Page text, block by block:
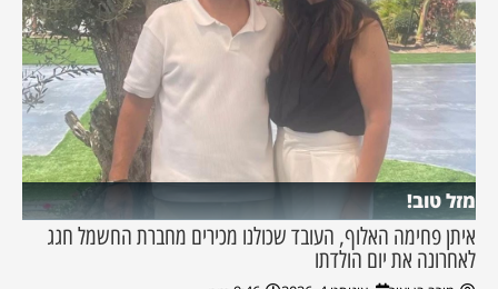
מזל טוב!
איתן פחימה האלוף, העובד שכולנו מכירים מחברת החשמל חגג
לאחרונה את יום הולדתו